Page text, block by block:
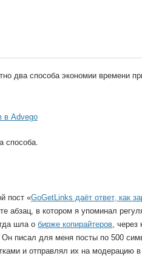
два способа экономии времени
в Advego
способа.
пост «GoGetLinks даёт ответ, как
абзац, в котором я упоминал
шла о бирже копирайтеров, через
Он писал для меня посты по 500
и отправлял их на модерацию